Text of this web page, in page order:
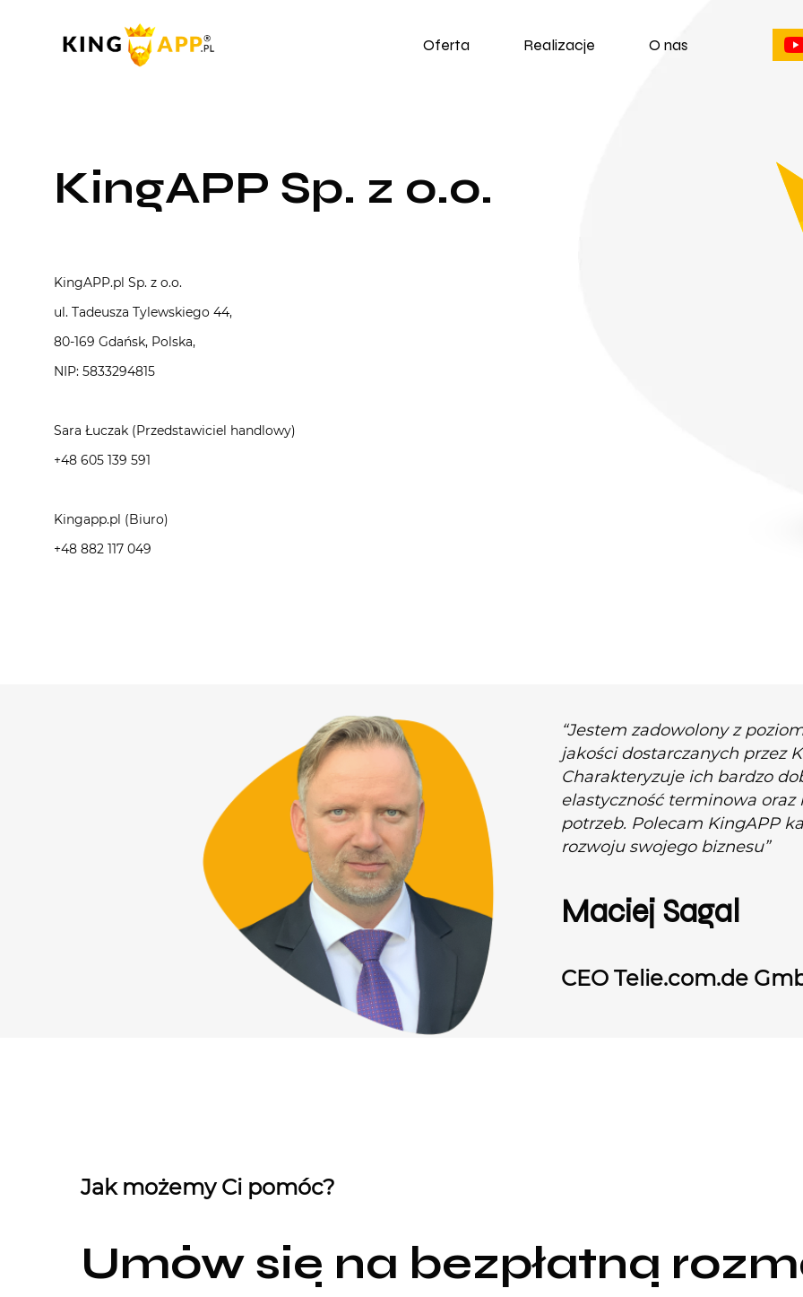
Oferta Realizacje O nas
KingAPP Sp. z o.o.
KingAPP.pl Sp. z o.o.
ul. Tadeusza Tylewskiego 44,
80-169 Gdańsk, Polska,
NIP: 5833294815
Sara Łuczak (Przedstawiciel handlowy)
+48 605 139 591
Kingapp.pl (Biuro)
+48 882 117 049
“Jestem zadowolony z
jakości dostarczanych przez
Charakteryzuje ich bardzo
elastyczność terminowa oraz
potrzeb. Polecam KingAPP
rozwoju swojego biznesu”
Maciej Sagal
CEO Telie.com.de
Jak możemy Ci pomóc?
Umów się na bezpłatną